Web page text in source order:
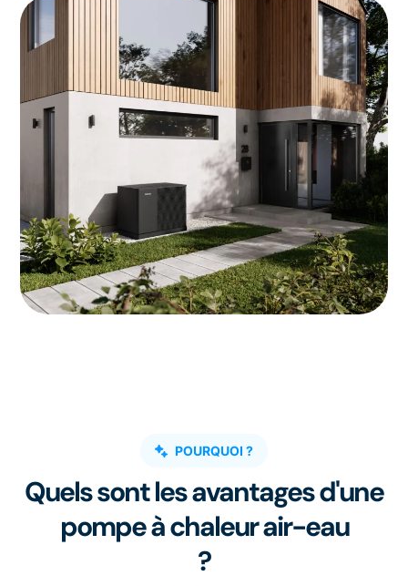
POURQUOI ?
Quels sont les avantages d'une
pompe à chaleur air-eau
?